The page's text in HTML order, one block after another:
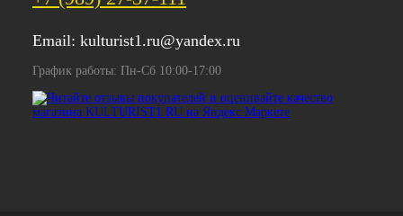
Email: kulturist1.ru@yandex.ru
График работы: Пн-Сб 10:00-17:00